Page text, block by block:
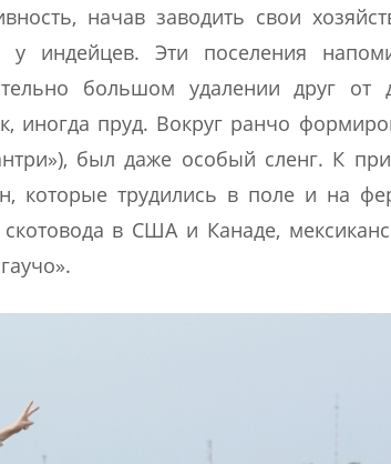
начав заводить свои
у индейцев. Эти поселения
большом удалении друг от
иногда пруд. Вокруг ранчо
был даже особый сленг. К
которые трудились в поле и на
в США и Канаде,